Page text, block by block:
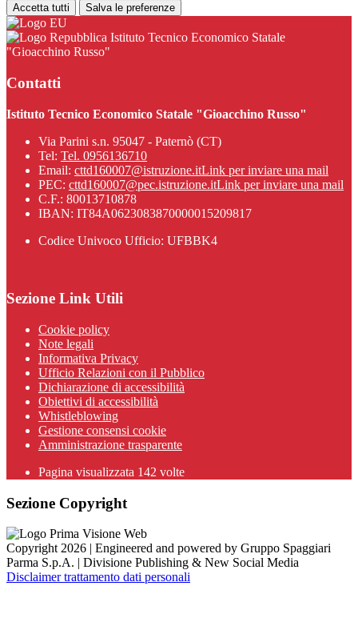
Accetta tutti Salva le preferenze
Istituto Tecnico Economico Statale
"Gioacchino Russo"
Contatti
Istituto Tecnico Economico Statale "Gioacchino Russo"
Via Parini s.n. 95047 - Paternò (CT)
Tel: Tel. 0956136710
Email: cttd160007@istruzione.itLink per inviare una mail
PEC: cttd160007@pec.istruzione.itLink per inviare una mail
C.F.: 80013710878
IBAN: IT84A0623083870000015209817
Codice Univoco Ufficio: UFBBK4
Sezione Link Utili
Cookie policy
Note legali
Informativa Privacy
Ufficio Relazioni con il Pubblico
Dichiarazione di accessibilità
Obiettivi di accessibilità
Whistleblowing
Gestione consensi cookie
Amministrazione trasparente
Pagina visualizzata 142 volte
Sezione Copyright
Copyright 2026 | Engineered and powered by Gruppo Spaggiari
Parma S.p.A. | Divisione Publishing & New Social Media
Disclaimer trattamento dati personali